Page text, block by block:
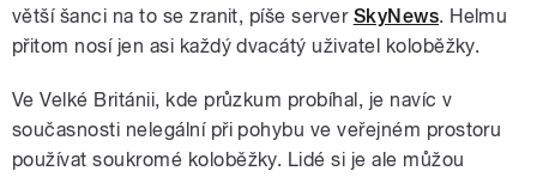
větší šanci na to se zranit, píše server SkyNews. Helmu
přitom nosí jen asi každý dvacátý uživatel koloběžky.
Ve Velké Británii, kde průzkum probíhal, je navíc v
současnosti nelegální při pohybu ve veřejném prostoru
používat soukromé koloběžky. Lidé si je ale můžou